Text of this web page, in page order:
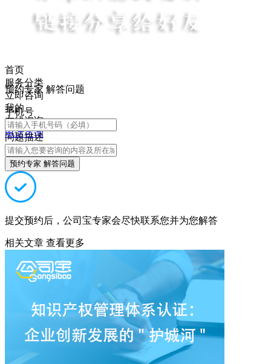
首页
服务分类
立即咨询
我的
在线咨询
电话咨询
预约专家 解答问题
手机号
问题描述
预约专家 解答问题
提交预约后，公司宝专家会尽快联系您并为您解答
相关文章 查看更多